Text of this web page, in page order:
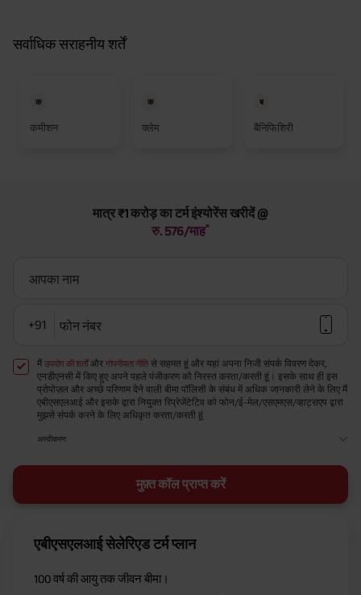
सर्वाधिक सराहनीय शर्तें
क
कमीशन
क
क्लेम
ब
बैनिफिशिरी
मात्र ₹1 करोड़ का टर्म इंश्योरेंस खरीदें @
रु. 576/माह*
आपका नाम
+91 फोन नंबर
मैं उपयोग की शर्तोंऔर गोपनीयता नीति से सहमत हूं और यहां अपना निजी संपर्क विवरण देकर,
एनडीएनसी में किए हुए अपने पहले पंजीकरण को निरस्त करता/करती हूं। इसके साथ ही इस
प्रोपोज़ल और अच्छे परिणाम देने वाली बीमा पॉलिसी के संबंध में अधिक जानकारी लेने के लिए मैं
एबीएसएलआई और इसके द्वारा नियुक्त रिप्रेजेंटेटिव को फोन/ई-मेल/एसएमएस/व्हाट्सएप द्वारा
मुझसे संपर्क करने के लिए अधिकृत करता/करती हूं
अस्वीकरण
मुफ़्त कॉल प्राप्त करें
एबीएसएलआई सेलेरिएड टर्म प्लान
100 वर्ष की आयु तक जीवन बीमा।